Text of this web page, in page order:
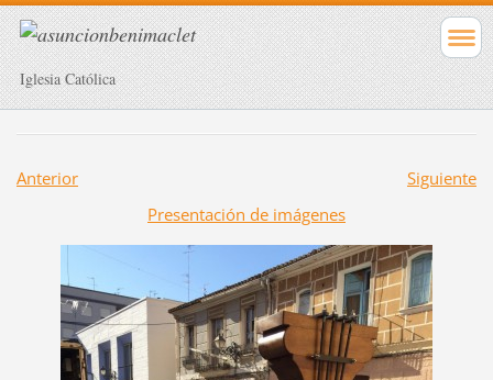
Iglesia Católica
Anterior
Siguiente
Presentación de imágenes